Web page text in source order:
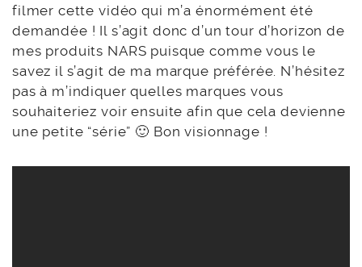
filmer cette vidéo qui m’a énormément été
demandée ! Il s’agit donc d’un tour d’horizon de
mes produits NARS puisque comme vous le
savez il s’agit de ma marque préférée. N’hésitez
pas à m’indiquer quelles marques vous
souhaiteriez voir ensuite afin que cela devienne
une petite “série” 🙂 Bon visionnage !